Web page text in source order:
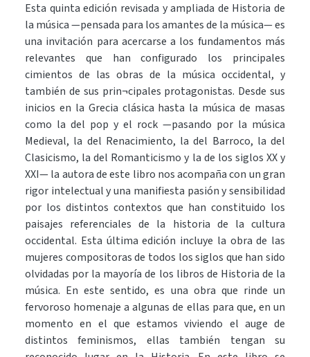
Esta quinta edición revisada y ampliada de Historia de
la música —pensada para los amantes de la música— es
una invitación para acercarse a los fundamentos más
relevantes que han configurado los principales
cimientos de las obras de la música occidental, y
también de sus prin¬cipales protagonistas. Desde sus
inicios en la Grecia clásica hasta la música de masas
como la del pop y el rock —pasando por la música
Medieval, la del Renacimiento, la del Barroco, la del
Clasicismo, la del Romanticismo y la de los siglos XX y
XXI— la autora de este libro nos acompaña con un gran
rigor intelectual y una manifiesta pasión y sensibilidad
por los distintos contextos que han constituido los
paisajes referenciales de la historia de la cultura
occidental. Esta última edición incluye la obra de las
mujeres compositoras de todos los siglos que han sido
olvidadas por la mayoría de los libros de Historia de la
música. En este sentido, es una obra que rinde un
fervoroso homenaje a algunas de ellas para que, en un
momento en el que estamos viviendo el auge de
distintos feminismos, ellas también tengan su